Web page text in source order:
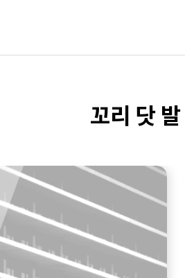
꼬리 닷